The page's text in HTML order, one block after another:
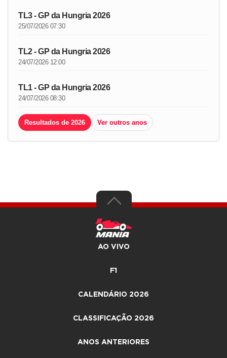
TL3 - GP da Hungria 2026
25/07/2026 07:30
TL2 - GP da Hungria 2026
24/07/2026 12:00
TL1 - GP da Hungria 2026
24/07/2026 08:30
Resultados de 2026 Ver outros anos
AO VIVO
F1
CALENDÁRIO 2026
CLASSIFICAÇÃO 2026
ANOS ANTERIORES